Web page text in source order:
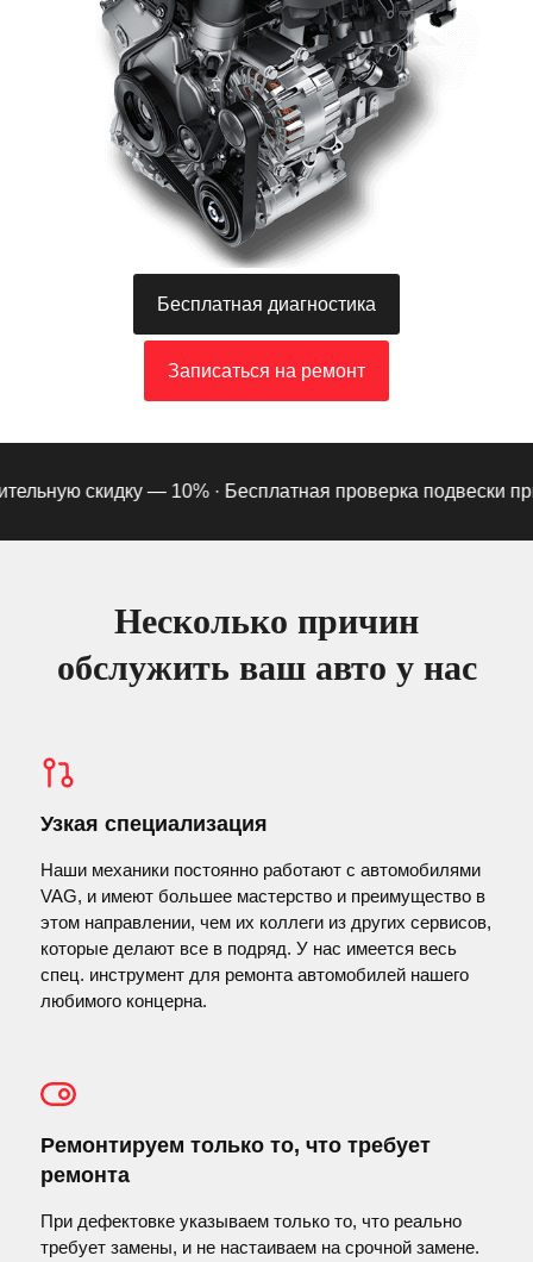
Бесплатная диагностика
Записаться на ремонт
скидку — 10% ·Бесплатная проверка подвески при
Несколько причин
обслужить ваш авто у нас
Узкая специализация
Наши механики постоянно работают с автомобилями
VAG, и имеют большее мастерство и преимущество в
этом направлении, чем их коллеги из других сервисов,
которые делают все в подряд. У нас имеется весь
спец. инструмент для ремонта автомобилей нашего
любимого концерна.
Ремонтируем только то, что требует
ремонта
При дефектовке указываем только то, что реально
требует замены, и не настаиваем на срочной замене.